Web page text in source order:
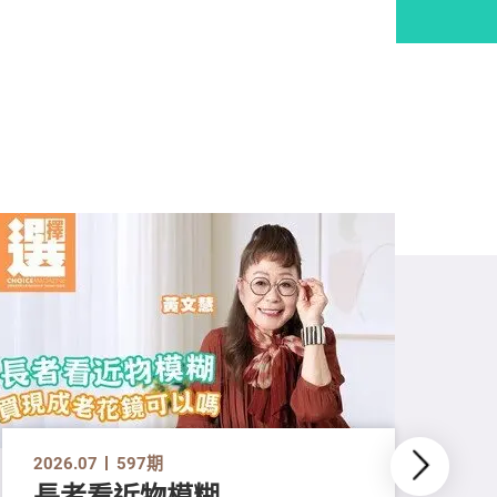
2026.07 597期